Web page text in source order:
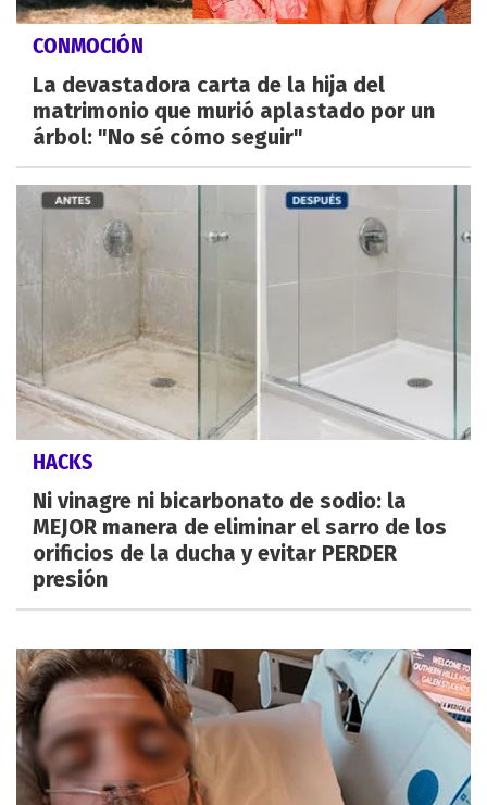
CONMOCIÓN
La devastadora carta de la hija del
matrimonio que murió aplastado por un
árbol: "No sé cómo seguir"
HACKS
Ni vinagre ni bicarbonato de sodio: la
MEJOR manera de eliminar el sarro de los
orificios de la ducha y evitar PERDER
presión